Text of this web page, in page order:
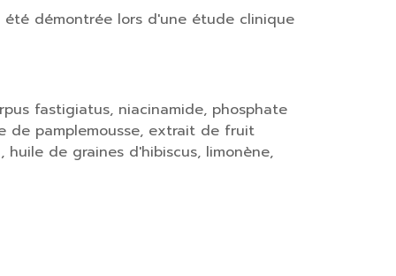
été démontrée lors d'une étude clinique
fastigiatus, niacinamide, phosphate
de pamplemousse, extrait de fruit
de graines d'hibiscus, limonène,